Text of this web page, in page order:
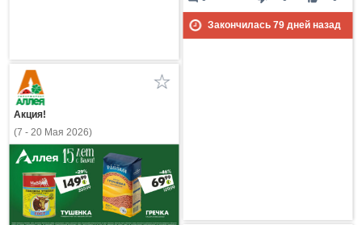
Закончилась 79дней назад
Акция!
(7 - 20 Мая 2026)